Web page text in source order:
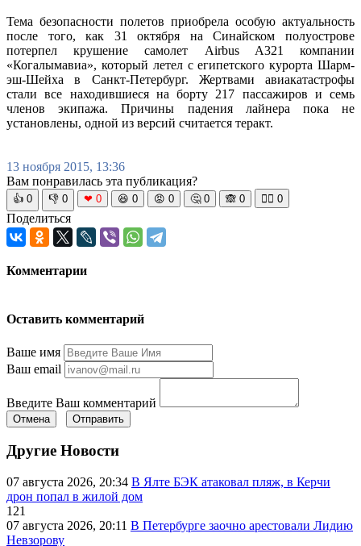
Тема безопасности полетов приобрела особую актуальность
после того, как 31 октября на Синайском полуострове
потерпел крушение самолет Airbus A321 компании
«Когалымавиа», который летел с египетского курорта Шарм-
эш-Шейха в Санкт-Петербург. Жертвами авиакатастрофы
стали все находившиеся на борту 217 пассажиров и семь
членов экипажа. Причины падения лайнера пока не
установлены, одной из версий считается теракт.
13 ноября 2015, 13:36
Вам понравилась эта публикация?
👍 0 👎 0 ❤ 0 😆 0 😡 0 🤔 0 🙈 0 🧘‍♀️ 0
Поделиться
Комментарии
Оставить комментарий
Ваше имя
Ваш email
Введите Ваш комментарий
Отмена Отправить
Другие Новости
07 августа 2026, 20:34 В Ялте БЭК атаковал пляж, в Керчи
дрон попал в жилой дом
121
07 августа 2026, 20:11 В Петербурге заочно арестовали Лидию
Невзорову